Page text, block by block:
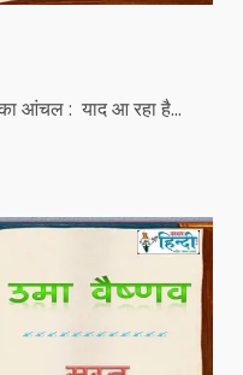
आंचल : याद आ रहा है...